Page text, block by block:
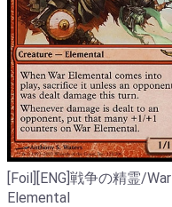
[Foil][ENG]戦争の精霊/War
Elemental